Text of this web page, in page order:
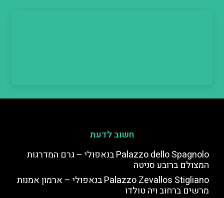
חשוב לדעת
Palazzo dello Spagnolo בנאפולי – גרם המדרגות
המצולם ברובע סניטה
Palazzo Zevallos Stigliano בנאפולי – ארמון אמנות
מרשים ברחוב ויה טולדו